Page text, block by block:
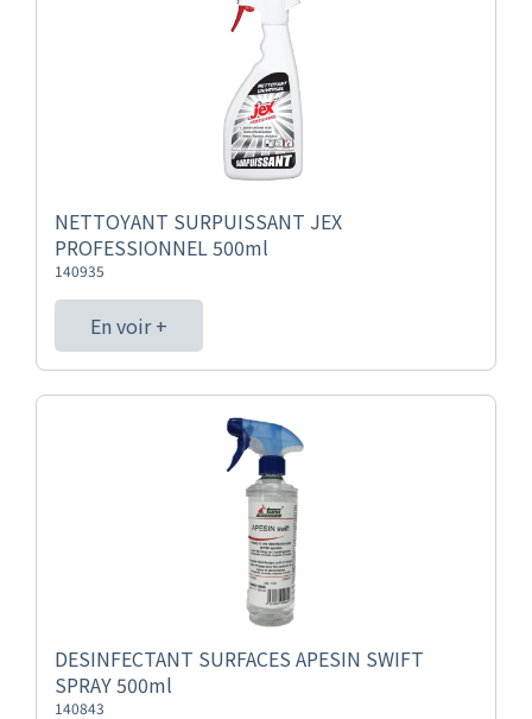
NETTOYANT SURPUISSANT JEX
PROFESSIONNEL 500ml
140935
En voir +
DESINFECTANT SURFACES APESIN SWIFT
SPRAY 500ml
140843